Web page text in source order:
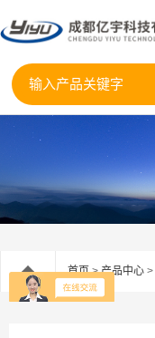
首页>产品中心 >